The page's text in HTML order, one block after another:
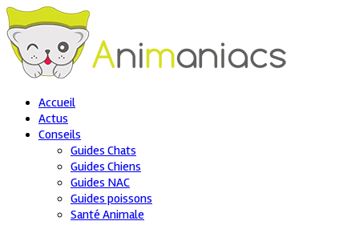
Accueil
Actus
Conseils
Guides Chats
Guides Chiens
Guides NAC
Guides poissons
Santé Animale